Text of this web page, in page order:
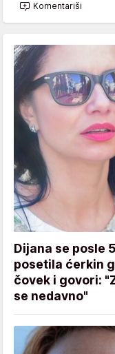
Komentariši
Dijana se posle
posetila ćerkin
čovek i govori:
se nedavno"